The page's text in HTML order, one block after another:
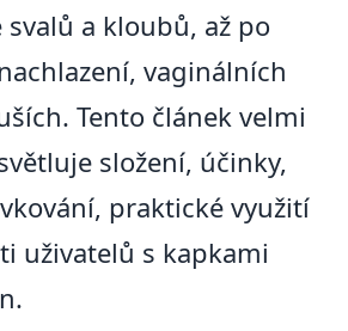
svalů a kloubů, až po
vaginálních
Tento článek velmi
složení, účinky,
praktické využití
uživatelů s kapkami